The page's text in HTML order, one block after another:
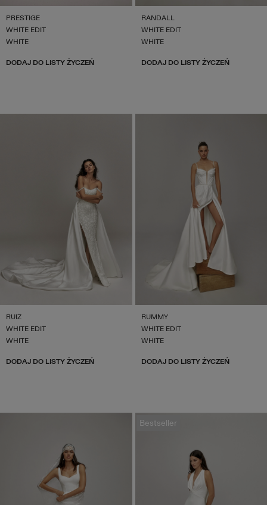
PRESTIGE
WHITE EDIT
WHITE
DODAJ DO LISTY ŻYCZEŃ
RANDALL
WHITE EDIT
WHITE
DODAJ DO LISTY ŻYCZEŃ
RUIZ
WHITE EDIT
WHITE
DODAJ DO LISTY ŻYCZEŃ
RUMMY
WHITE EDIT
WHITE
DODAJ DO LISTY ŻYCZEŃ
Bestseller